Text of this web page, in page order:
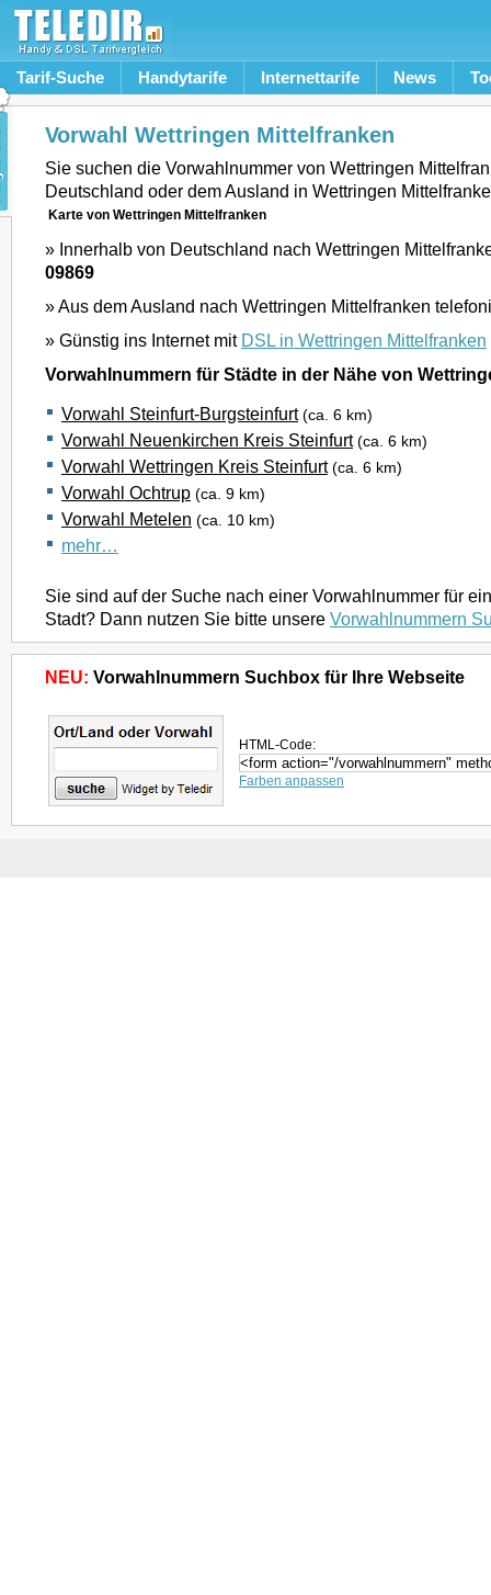
Tarif-Suche Handytarife Internettarife News
Vorwahl Wettringen Mittelfranken
Sie suchen die Vorwahlnummer von Wettringen
Deutschland oder dem Ausland in Wettringen
Karte von Wettringen Mittelfranken
» Innerhalb von Deutschland nach Wettringen
09869
» Aus dem Ausland nach Wettringen Mittelfranken
» Günstig ins Internet mit DSL in Wettringen Mittelfranken
Vorwahlnummern für Städte in der Nähe von
Vorwahl Steinfurt-Burgsteinfurt (ca. 6 km)
Vorwahl Neuenkirchen Kreis Steinfurt (ca. 6 km)
Vorwahl Wettringen Kreis Steinfurt (ca. 6 km)
Vorwahl Ochtrup (ca. 9 km)
Vorwahl Metelen (ca. 10 km)
mehr…
Sie sind auf der Suche nach einer Vorwahlnummer für
Stadt? Dann nutzen Sie bitte unsere Vorwahlnummern
NEU: Vorwahlnummern Suchbox für Ihre Webseite
HTML-Code:
Farben anpassen